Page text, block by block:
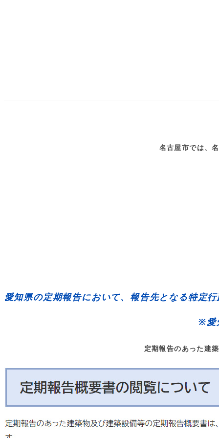
名古屋市では、
愛知県の定期報告において、報告先となる特定
※愛
定期報告のあった建